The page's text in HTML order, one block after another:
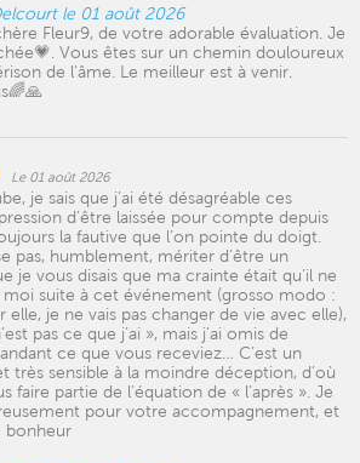
le 01 août 2026
Fleur9, de votre adorable évaluation. Je
Vous êtes sur un chemin douloureux
de l'âme. Le meilleur est à venir.
Le 01 août 2026
je sais que j’ai été désagréable ces
d’être laissée pour compte depuis
la fautive que l’on pointe du doigt.
pas, humblement, mériter d’être un
je vous disais que ma crainte était qu’il ne
moi suite à cet événement (grosso modo :
je ne vais pas changer de vie avec elle),
pas ce que j’ai », mais j’ai omis de
ce que vous receviez… C’est un
très sensible à la moindre déception, d’où
faire partie de l’équation de « l’après ». Je
pour votre accompagnement, et
bonheur